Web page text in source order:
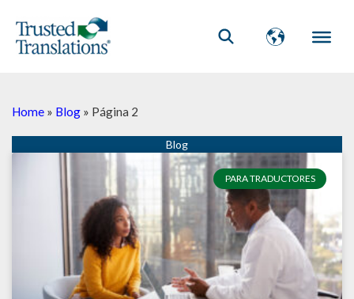
Home » Blog » Página 2
PARA TRADUCTORES
PáginaPágina
Página